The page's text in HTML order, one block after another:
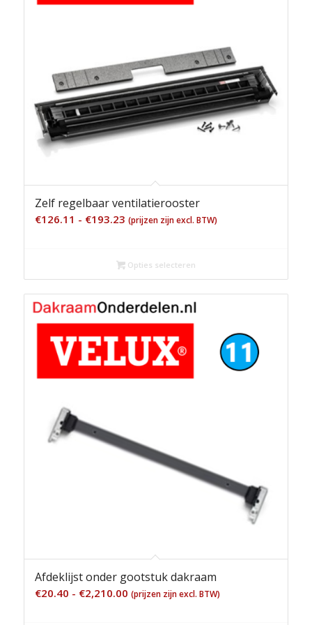
Zelf regelbaar ventilatierooster
€126.11 - €193.23Prijsklasse:
€193.23
(prijzen zijn excl. BTW)
Opties selecteren
Afdeklijst onder gootstuk dakraam
€20.40 - €2,210.00Prijsklasse:
(prijzen zijn excl. BTW)